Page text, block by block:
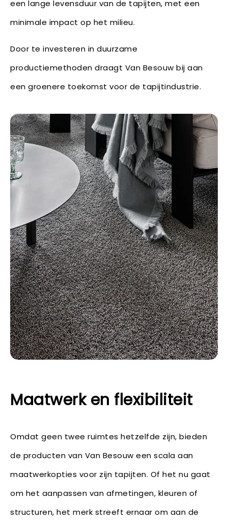
een lange levensduur van de tapijten, met een
minimale impact op het milieu.
Door te investeren in duurzame
productiemethoden draagt Van Besouw bij aan
een groenere toekomst voor de tapijtindustrie.
Maatwerk en flexibiliteit
Omdat geen twee ruimtes hetzelfde zijn, bieden
de producten van Van Besouw een scala aan
maatwerkopties voor zijn tapijten. Of het nu gaat
om het aanpassen van afmetingen, kleuren of
structuren, het merk streeft ernaar om aan de